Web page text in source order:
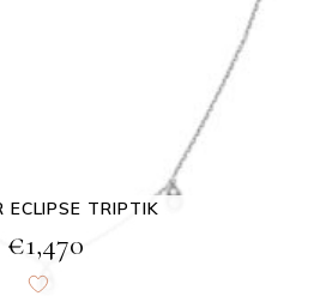
ECLIPSE TRIPTIK
€1,470